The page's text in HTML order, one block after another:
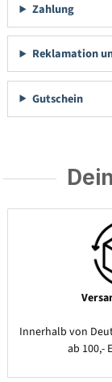
Zahlung
Reklamation
Gutschein
Innerhalb von
ab 100,-